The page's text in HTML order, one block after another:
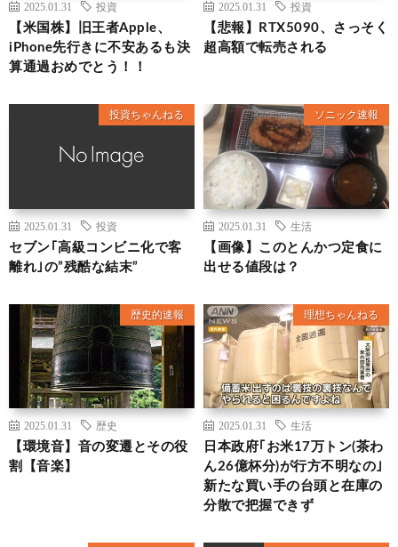
2025.01.31 投資
【米国株】旧王者Apple、
iPhone先行きに不安あるも決
算通過おめでとう！！
2025.01.31 投資
【悲報】RTX5090、さっそく
超高額で転売される
投資ちゃんねる
2025.01.31 投資
セブン｢高級コンビニ化で客
離れ｣の”残酷な結末”
ソニック速報
2025.01.31 生活
【画像】このとんかつ定食に
出せる値段は？
歴史的速報
2025.01.31 歴史
【環境音】音の変遷とその役
割【音楽】
理想ちゃんねる
2025.01.31 生活
日本政府｢お米17万トン(茶わ
ん26億杯分)が行方不明なの｣
新たな買い手の台頭と在庫の
分散で把握できず